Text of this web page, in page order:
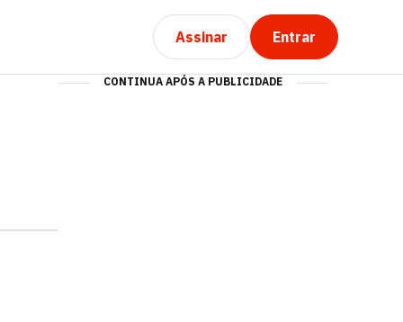
Assinar Entrar
CONTINUA APÓS A PUBLICIDADE